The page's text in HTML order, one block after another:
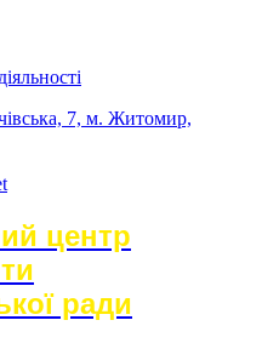
7, м. Житомир,
центр
ради